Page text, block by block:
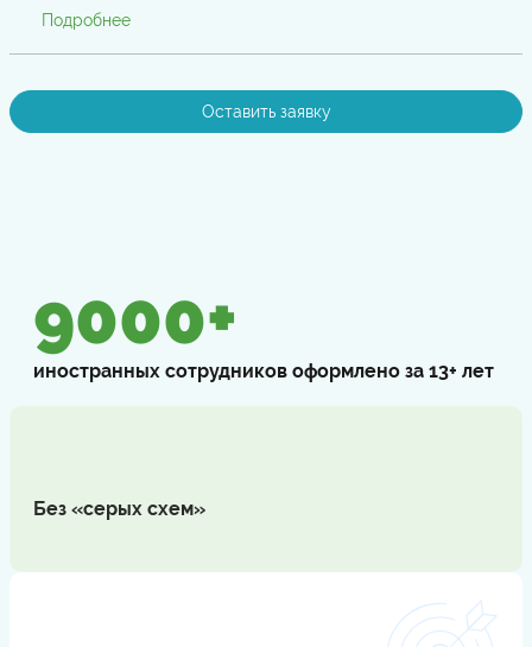
Подробнее
Оставить заявку
9000+
иностранных сотрудников оформлено за 13+ лет
Без «серых схем»